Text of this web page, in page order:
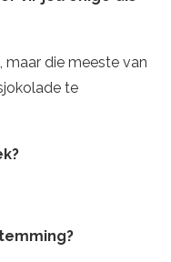
maar die meeste van
te